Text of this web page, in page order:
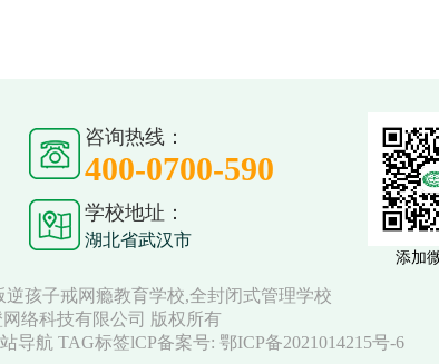
咨询热线：
400-0700-590
学校地址：
湖北省武汉市
添加
孩子戒网瘾教育学校,全封闭式管理学校
络科技有限公司 版权所有
导航 TAG标签lCP备案号: 鄂ICP备2021014215号-6